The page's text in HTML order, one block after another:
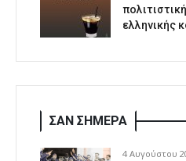
ελληνικής
ΣΑΝ ΣΗΜΕΡΑ
4 Αυγούστου